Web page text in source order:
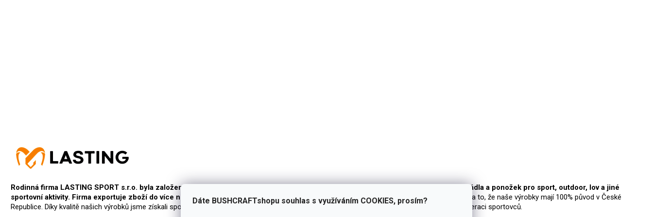
Dáte BUSHCRAFTshopu souhlas s využíváním COOKIES, prosím?
Rodinná firma LASTING SPORT s.r.o. byla založena roku 1991 experty v oboru technologie vývoje a materiálů pro výrobu funkčního prádla a ponožek pro sport, outdoor, lov a jiné
sportovní aktivity. Firma exportuje zboží do více než 50 zemí světa.Dodáváme také do armádních a jiných státních složek. Jsme velmi hrdi na to, že naše výrobky mají 100% původ v České
Republice. Díky kvalitě našich výrobků jsme získali spoustu zákazníků po celém světě, nyní bychom rádi s naší novou kolekcí oslovili i mladou generaci sportovců.